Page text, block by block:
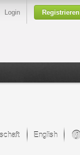
Login Registrieren
English